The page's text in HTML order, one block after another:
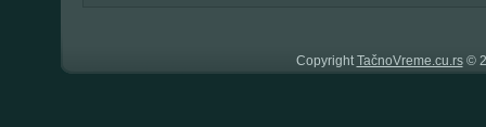
CopyrightTačnoVreme.cu.rs©